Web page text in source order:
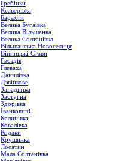
Гребінки
Ксаверівка
Барахти
Велика Бугаївка
Велика Вільшанка
Велика Солтанівка
Вільшанська Новоселиця
Вінницькі Стави
Гвоздів
Глеваха
Данилівка
Дзвінкове
Западинка
Застугна
Здорівка
Іванковичі
Калинівка
Ковалівка
Кодаки
Крушинка
Лосятин
Мала Солтанівка